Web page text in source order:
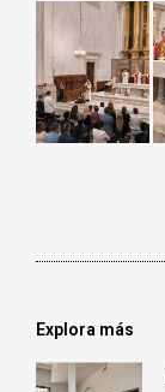
Explora más